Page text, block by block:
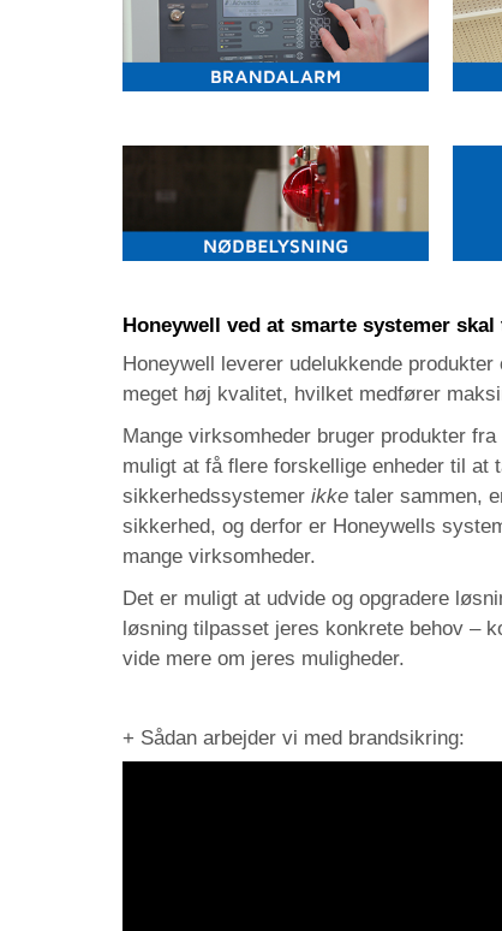
Honeywell ved at smarte systemer skal
Honeywell leverer udelukkende
meget høj kvalitet, hvilket medfører
Mange virksomheder bruger produkter
muligt at få flere forskellige enheder til at
sikkerhedssystemer ikke taler sammen,
sikkerhed, og derfor er Honeywells
mange virksomheder.
Det er muligt at udvide og opgradere
løsning tilpasset jeres konkrete behov –
vide mere om jeres muligheder.
+ Sådan arbejder vi med brandsikring: